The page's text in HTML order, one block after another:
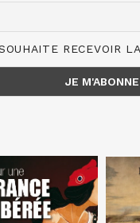
RECEVOIR